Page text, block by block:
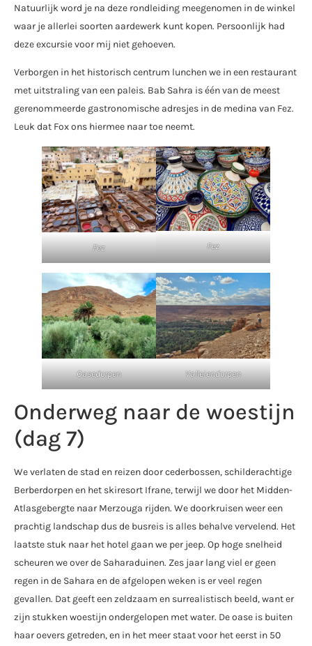
Natuurlijk word je na deze rondleiding meegenomen in de winkel
waar je allerlei soorten aardewerk kunt kopen. Persoonlijk had
deze excursie voor mij niet gehoeven.
Verborgen in het historisch centrum lunchen we in een restaurant
met uitstraling van een paleis. Bab Sahra is één van de meest
gerenommeerde gastronomische adresjes in de medina van Fez.
Leuk dat Fox ons hiermee naar toe neemt.
Fez Fez
Oasedorpen Valleiendorpen
Onderweg naar de woestijn
(dag 7)
We verlaten de stad en reizen door cederbossen, schilderachtige
Berberdorpen en het skiresort Ifrane, terwijl we door het Midden-
Atlasgebergte naar Merzouga rijden. We doorkruisen weer een
prachtig landschap dus de busreis is alles behalve vervelend. Het
laatste stuk naar het hotel gaan we per jeep. Op hoge snelheid
scheuren we over de Saharaduinen. Zes jaar lang viel er geen
regen in de Sahara en de afgelopen weken is er veel regen
gevallen. Dat geeft een zeldzaam en surrealistisch beeld, want er
zijn stukken woestijn ondergelopen met water. De oase is buiten
haar oevers getreden, en in het meer staat voor het eerst in 50